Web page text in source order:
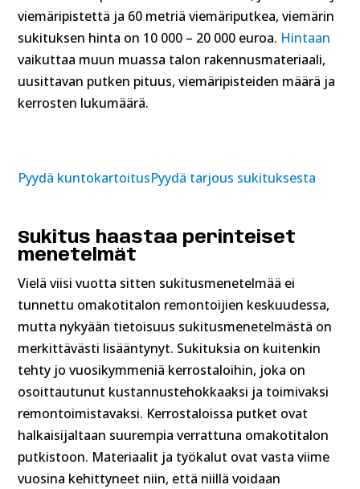
viemäripistettä ja 60 metriä viemäriputkea, viemärin
sukituksen hinta on 10 000 – 20 000 euroa. Hintaan
vaikuttaa muun muassa talon rakennusmateriaali,
uusittavan putken pituus, viemäripisteiden määrä ja
kerrosten lukumäärä.
Pyydä kuntokartoitusPyydä tarjous sukituksesta
Sukitus haastaa perinteiset
menetelmät
Vielä viisi vuotta sitten sukitusmenetelmää ei
tunnettu omakotitalon remontoijien keskuudessa,
mutta nykyään tietoisuus sukitusmenetelmästä on
merkittävästi lisääntynyt. Sukituksia on kuitenkin
tehty jo vuosikymmeniä kerrostaloihin, joka on
osoittautunut kustannustehokkaaksi ja toimivaksi
remontoimistavaksi. Kerrostaloissa putket ovat
halkaisijaltaan suurempia verrattuna omakotitalon
putkistoon. Materiaalit ja työkalut ovat vasta viime
vuosina kehittyneet niin, että niillä voidaan